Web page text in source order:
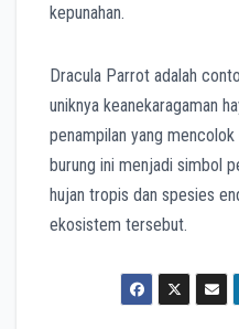
kepunahan.
Dracula Parrot adalah
uniknya keanekaragaman
penampilan yang
burung ini menjadi simbol
hujan tropis dan spesies
ekosistem tersebut.